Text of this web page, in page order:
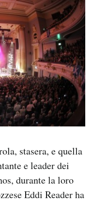
stasera, e quella
e leader dei
durante la loro
Eddi Reader ha